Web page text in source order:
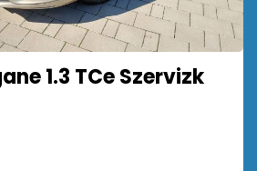
1.3 TCe Szervizk